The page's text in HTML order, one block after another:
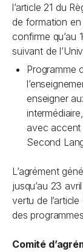
l’article 21 du
de formation en
confirme qu’au
suivant de
Programme
enseigner
avec accent
Second
L’agrément
jusqu’au 23
vertu de
des
Comité